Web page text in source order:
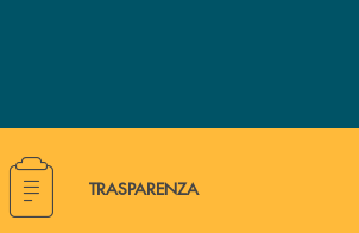
Hai bisogno di alcuni documenti ?
TRASPARENZA